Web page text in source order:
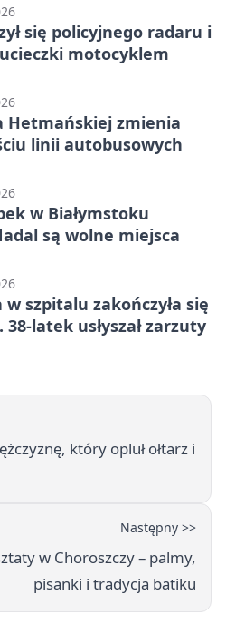
się policyjnego radaru i
motocyklem
Hetmańskiej zmienia
linii autobusowych
w Białymstoku
są wolne miejsca
szpitalu zakończyła się
latek usłyszał zarzuty
który opluł ołtarz i
Następny >>
w Choroszczy – palmy,
pisanki i tradycja batiku